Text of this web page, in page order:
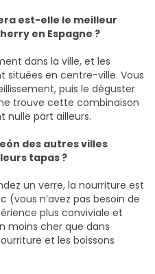
est-elle le meilleur
en Espagne ?
dans la ville, et les
situées en centre-ville. Vous
puis le déguster
trouve cette combinaison
nulle part ailleurs.
des autres villes
tapas ?
un verre, la nourriture est
n’avez pas besoin de
plus conviviale et
moins cher que dans
et les boissons